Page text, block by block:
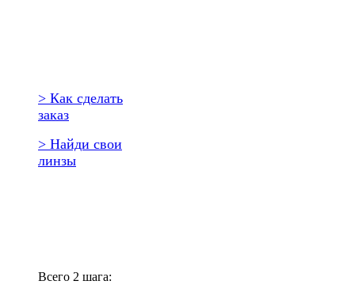
> Как сделать
заказ
> Найди свои
линзы
Всего 2 шага: